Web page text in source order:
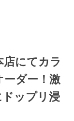
にてカラ
ーダー！激
ップリ浸